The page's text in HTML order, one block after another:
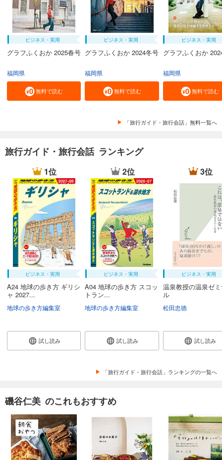
ビジネス・実用
グラフふくおか 2025春号
福岡県
無料で読む
ビジネス・実用
グラフふくおか 2024冬号
福岡県
無料で読む
ビジネス・実用
グラフふくおか
福岡県
無料で読む
「旅行ガイド・旅行会話」無料一覧へ
旅行ガイド・旅行会話 ランキング
1位
ビジネス・実用
A24 地球の歩き方 ギリシ
ャ 2027...
地球の歩き方編集室
試し読み
2位
ビジネス・実用
A04 地球の歩き方 スコッ
トラン...
地球の歩き方編集室
試し読み
3位
ビジネス・実用
温泉教授の温泉ゼ
ル
松田忠徳
試し読み
「旅行ガイド・旅行会話」ランキングの一覧へ
磯谷仁美 のこれもおすすめ